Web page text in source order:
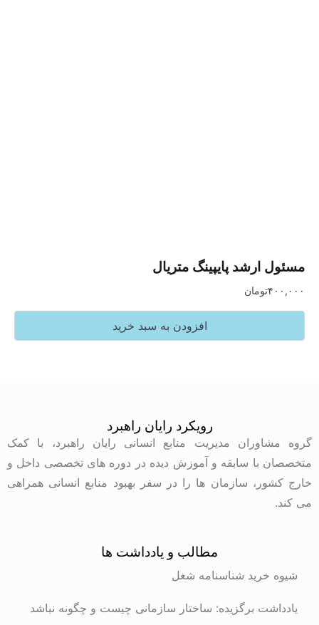
پایپینگ متریال
تومان
افزودن به سبد خرید
رویکرد رایان راهبرد
مدیریت منابع انسانی رایان راهبرد، با کمک
با سابقه و آموزش دیده در دوره های تخصصی داخل و
سازمان ها را در سفر بهبود منابع انسانی همراهی
مطالب و یادداشت ها
شناسنامه شغل
برگزیده: ساختار سازمانی چیست و چگونه نباشد